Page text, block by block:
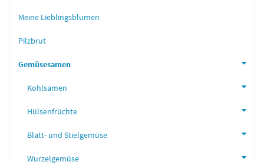
Meine Lieblingsblumen
Pilzbrut
Gemüsesamen
Kohlsamen
Hülsenfrüchte
Blatt- und Stielgemüse
Wurzelgemüse